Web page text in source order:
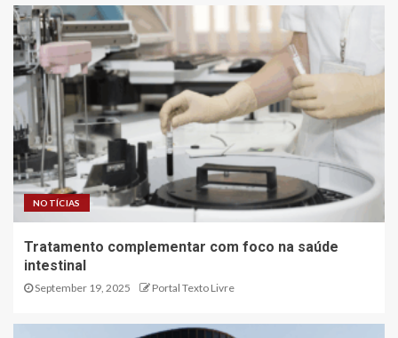
NOTÍCIAS
Tratamento complementar com foco na saúde
intestinal
September 19, 2025 Portal Texto Livre